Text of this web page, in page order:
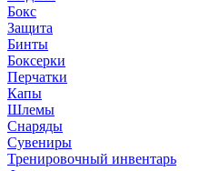
Бокс
Защита
Бинты
Боксерки
Перчатки
Капы
Шлемы
Снаряды
Сувениры
Тренировочный инвентарь